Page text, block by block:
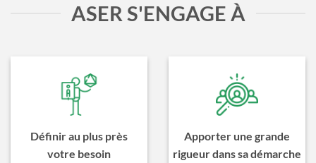
ASER S'ENGAGE À
Définir au plus près
votre besoin
Apporter une grande
rigueur dans sa démarche